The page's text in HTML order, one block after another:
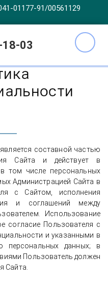
01177-91/00561129
03
составной частью
Сайта и действует в
том числе персональных
Администрацией Сайта в
с Сайтом, исполнения
и соглашений между
Использование
согласие Пользователя с
и указанными в
персональных данных; в
Пользователь должен
Сайта.